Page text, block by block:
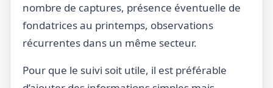
nombre de captures, présence éventuelle de
fondatrices au printemps, observations
récurrentes dans un même secteur.
Pour que le suivi soit utile, il est préférable